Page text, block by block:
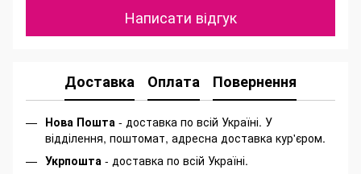
Написати відгук
Доставка Оплата Повернення
Нова Пошта - доставка по всій Україні. У
відділення, поштомат, адресна доставка кур'єром.
Укрпошта - доставка по всій Україні.